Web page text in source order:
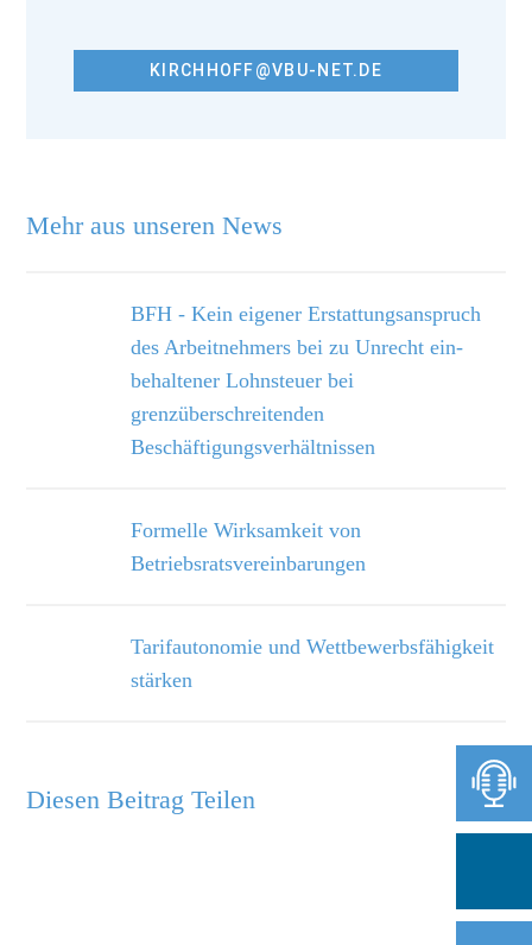
Mehr aus unseren News
BFH - Kein eigener Erstattungsanspruch
des Arbeitnehmers bei zu Unrecht ein­
behaltener Lohnsteuer bei
grenzüberschreitenden
Beschäftigungsverhältnissen
Formelle Wirksamkeit von
Betriebsratsvereinbarungen
Tarifautonomie und Wettbewerbsfähigkeit
stärken
KIRCHHOFF@VBU-NET.DE
Diesen Beitrag Teilen